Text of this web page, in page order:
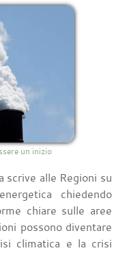
un inizio
alle Regioni su
chiedendo
chiare sulle aree
possono diventare
climatica e la crisi